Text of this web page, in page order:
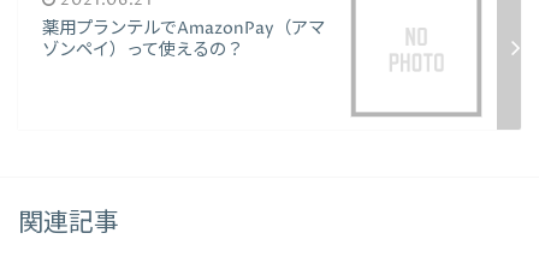
薬用プランテルでAmazonPay（アマ
ゾンペイ）って使えるの？
関連記事